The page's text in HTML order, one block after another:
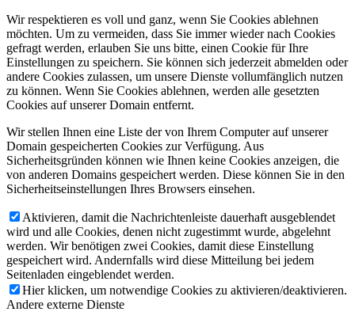
Wir respektieren es voll und ganz, wenn Sie Cookies ablehnen
möchten. Um zu vermeiden, dass Sie immer wieder nach Cookies
gefragt werden, erlauben Sie uns bitte, einen Cookie für Ihre
Einstellungen zu speichern. Sie können sich jederzeit abmelden oder
andere Cookies zulassen, um unsere Dienste vollumfänglich nutzen
zu können. Wenn Sie Cookies ablehnen, werden alle gesetzten
Cookies auf unserer Domain entfernt.
Wir stellen Ihnen eine Liste der von Ihrem Computer auf unserer
Domain gespeicherten Cookies zur Verfügung. Aus
Sicherheitsgründen können wie Ihnen keine Cookies anzeigen, die
von anderen Domains gespeichert werden. Diese können Sie in den
Sicherheitseinstellungen Ihres Browsers einsehen.
Aktivieren, damit die Nachrichtenleiste dauerhaft ausgeblendet
wird und alle Cookies, denen nicht zugestimmt wurde, abgelehnt
werden. Wir benötigen zwei Cookies, damit diese Einstellung
gespeichert wird. Andernfalls wird diese Mitteilung bei jedem
Seitenladen eingeblendet werden.
Hier klicken, um notwendige Cookies zu aktivieren/deaktivieren.
Andere externe Dienste